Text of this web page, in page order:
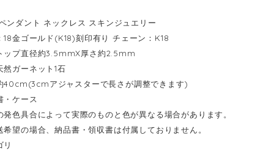
ンダント ネックレス スキンジュエリー
18金ゴールド(K18)刻印有り チェーン：K18
ップ直径約3.5mmX厚さ約2.5mm
然ガーネット1石
40cm(3cmアジャスターで長さが調整できます)
・ケース
発色具合によって実際のものと色が異なる場合があります。
望の場合、納品書・領収書は付属しておりません。
リ